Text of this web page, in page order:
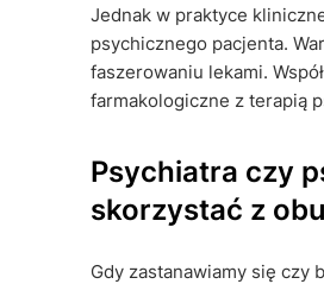
Jednak w praktyce
psychicznego pacjenta.
faszerowaniu lekami.
farmakologiczne z terapią
Psychiatra czy
skorzystać z
Gdy zastanawiamy się czy